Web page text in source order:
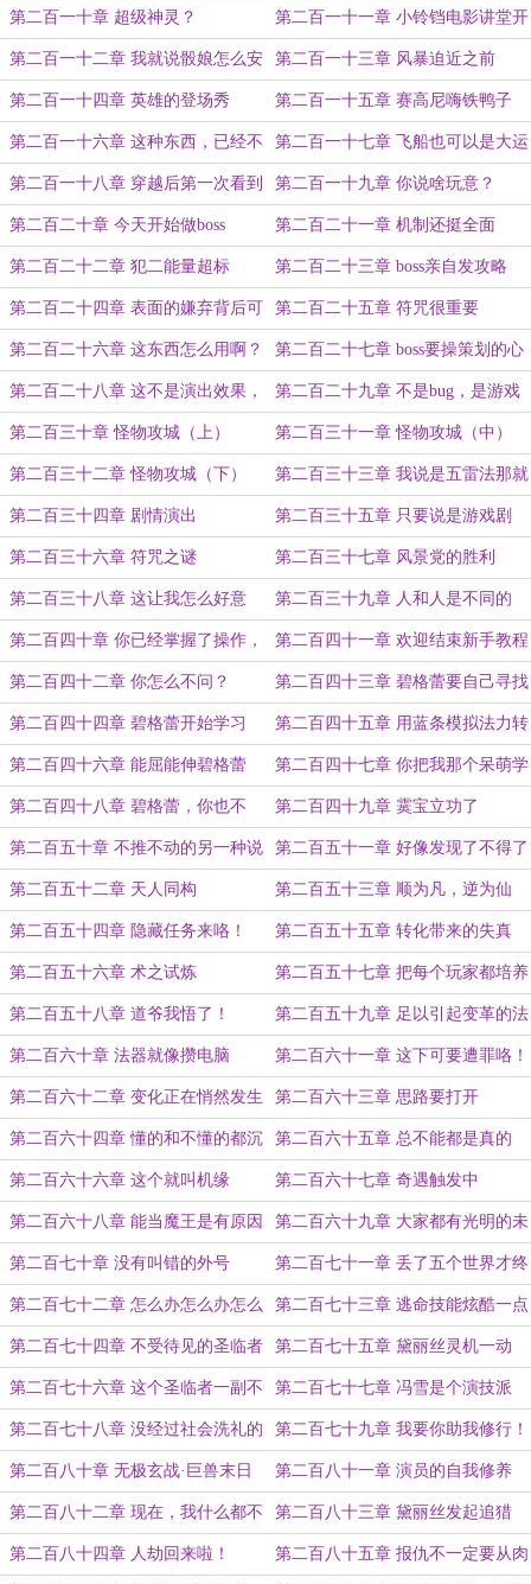
喜欢就加量
第二百一十章 超级神灵？ 第二百一十一章 小铃铛电影讲堂开
课啦！
第二百一十二章 我就说骰娘怎么安
稳了这么久
第二百一十三章 风暴迫近之前
第二百一十四章 英雄的登场秀 第二百一十五章 赛高尼嗨铁鸭子
哒！
第二百一十六章 这种东西，已经不
需要了
第二百一十七章 飞船也可以是大运
第二百一十八章 穿越后第一次看到
人……嗯，好吧，不是人
第二百一十九章 你说啥玩意？
第二百二十章 今天开始做boss 第二百二十一章 机制还挺全面
第二百二十二章 犯二能量超标 第二百二十三章 boss亲自发攻略
啦！
第二百二十四章 表面的嫌弃背后可
能已经羡慕出水了
第二百二十五章 符咒很重要
第二百二十六章 这东西怎么用啊？ 第二百二十七章 boss要操策划的心
第二百二十八章 这不是演出效果，
是核心玩法
第二百二十九章 不是bug，是游戏
机制
第二百三十章 怪物攻城（上） 第二百三十一章 怪物攻城（中）
第二百三十二章 怪物攻城（下） 第二百三十三章 我说是五雷法那就
是五雷法
第二百三十四章 剧情演出 第二百三十五章 只要说是游戏剧
情，那一切就都合理了
第二百三十六章 符咒之谜 第二百三十七章 风景党的胜利
第二百三十八章 这让我怎么好意
思？
第二百三十九章 人和人是不同的
第二百四十章 你已经掌握了操作，
现在可以闯关了
第二百四十一章 欢迎结束新手教程
第二百四十二章 你怎么不问？ 第二百四十三章 碧格蕾要自己寻找
答案
第二百四十四章 碧格蕾开始学习 第二百四十五章 用蓝条模拟法力转
化蓝条
第二百四十六章 能屈能伸碧格蕾 第二百四十七章 你把我那个呆萌学
妹藏哪了？
第二百四十八章 碧格蕾，你也不
想……
第二百四十九章 霙宝立功了
第二百五十章 不推不动的另一种说
法，就是推了一定会动
第二百五十一章 好像发现了不得了
的东西
第二百五十二章 天人同构 第二百五十三章 顺为凡，逆为仙
第二百五十四章 隐藏任务来咯！ 第二百五十五章 转化带来的失真
第二百五十六章 术之试炼 第二百五十七章 把每个玩家都培养
成手艺人
第二百五十八章 道爷我悟了！ 第二百五十九章 足以引起变革的法
术
第二百六十章 法器就像攒电脑 第二百六十一章 这下可要遭罪咯！
第二百六十二章 变化正在悄然发生 第二百六十三章 思路要打开
第二百六十四章 懂的和不懂的都沉
默了
第二百六十五章 总不能都是真的
吧？
第二百六十六章 这个就叫机缘 第二百六十七章 奇遇触发中
第二百六十八章 能当魔王是有原因
的
第二百六十九章 大家都有光明的未
来
第二百七十章 没有叫错的外号 第二百七十一章 丢了五个世界才终
于得以露面的boss
第二百七十二章 怎么办怎么办怎么
办
第二百七十三章 逃命技能炫酷一点
也未必没有好处
第二百七十四章 不受待见的圣临者 第二百七十五章 黛丽丝灵机一动
第二百七十六章 这个圣临者一副不
太聪明的样子
第二百七十七章 冯雪是个演技派
第二百七十八章 没经过社会洗礼的
清澈愚蠢
第二百七十九章 我要你助我修行！
第二百八十章 无极玄战·巨兽末日
围攻
第二百八十一章 演员的自我修养
第二百八十二章 现在，我什么都不
缺了
第二百八十三章 黛丽丝发起追猎
第二百八十四章 人劫回来啦！ 第二百八十五章 报仇不一定要从肉